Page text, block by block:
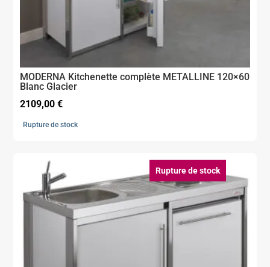
MODERNA Kitchenette complète METALLINE 120×60
Blanc Glacier
2109,00€
Rupture de stock
Rupture de stock